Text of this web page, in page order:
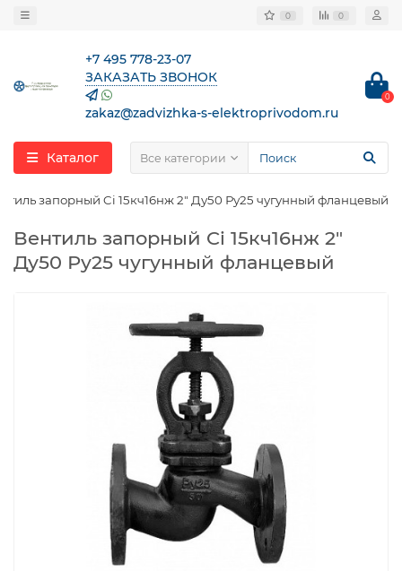
0 0
+7 495 778-23-07
ЗАКАЗАТЬ ЗВОНОК
zakaz@zadvizhka-s-elektroprivodom.ru
0
Каталог Все категории
запорный Ci 15кч16нж 2″ Ду50 Ру25 чугунный фланцевый
Вентиль запорный Ci 15кч16нж 2″
Ду50 Ру25 чугунный фланцевый